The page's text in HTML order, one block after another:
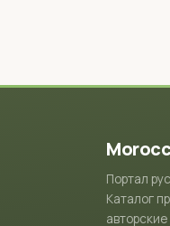
Портал
Каталог